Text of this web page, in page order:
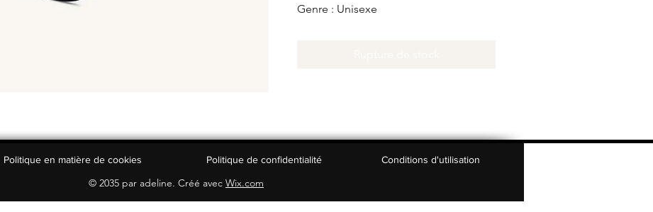
Genre : Unisexe
Politique en matière de cookies Politique de confidentialité Conditions d'utilisation
© 2035 par adeline. Créé avec Wix.com